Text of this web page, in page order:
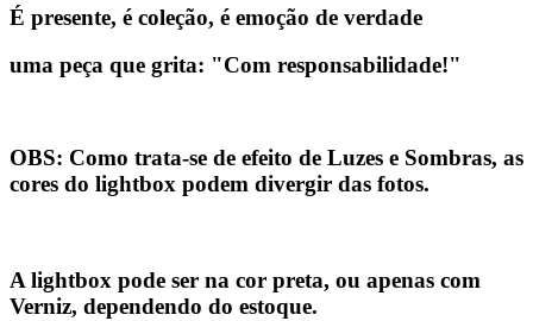
É presente, é coleção, é emoção de verdade
uma peça que grita: "Com responsabilidade!"
OBS: Como trata-se de efeito de Luzes e Sombras, as
cores do lightbox podem divergir das fotos.
A lightbox pode ser na cor preta, ou apenas com
Verniz, dependendo do estoque.